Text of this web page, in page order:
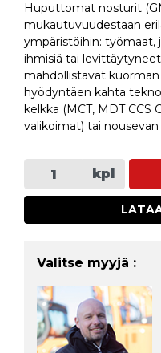
Huputtomat nosturit
mukautuvuudestaan
ympäristöihin: työmaat,
ihmisiä tai
mahdollistavat
hyödyntäen kahta
kelkka (MCT, MDT CCS
valikoimat) tai
kpl
Valitse myyjä :